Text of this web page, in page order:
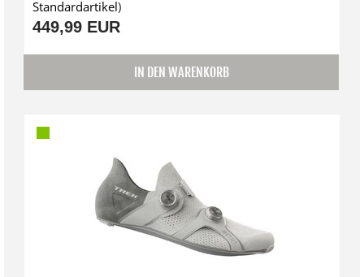
Standardartikel)
449,99 EUR
IN DEN WARENKORB